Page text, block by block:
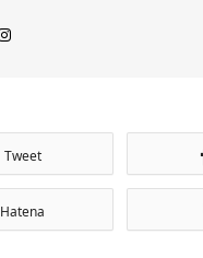
Tweet
Hatena